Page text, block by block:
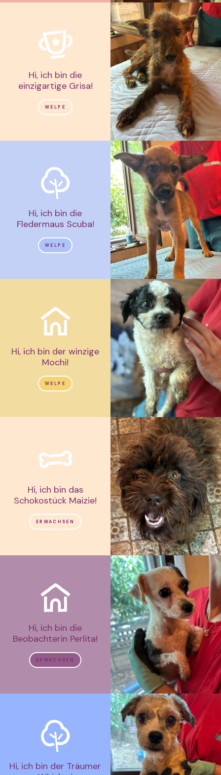
Hi, ich bin die
einzigartige Grisa!
WELPE
Hi, ich bin die
Fledermaus Scuba!
WELPE
Hi, ich bin der winzige
Mochi!
WELPE
Hi, ich bin das
Schokostück Maizie!
ERWACHSEN
Hi, ich bin die
Beobachterin Perlita!
ERWACHSEN
Hi, ich bin der Träumer